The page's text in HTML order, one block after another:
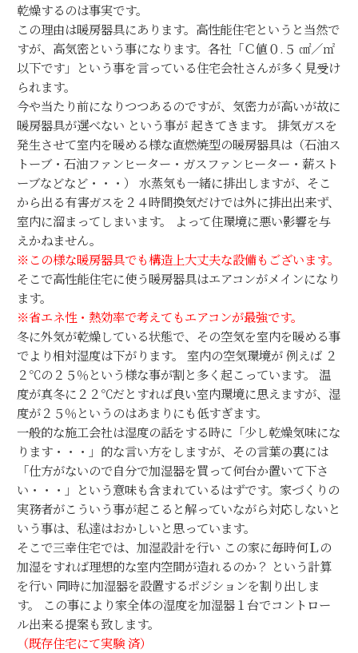
乾燥するのは事実です。
この理由は暖房器具にあります。高性能住宅というと当然で
すが、高気密という事になります。各社「Ｃ値０.５ ㎠／㎡
以下です」という事を言っている住宅会社さんが多く見受け
られます。
今や当たり前になりつつあるのですが、気密力が高いが故に
暖房器具が選べない という事が 起きてきます。 排気ガスを
発生させて室内を暖める様な直燃焼型の暖房器具は（石油ス
トーブ・石油ファンヒーター・ガスファンヒーター・薪スト
ーブなどなど・・・） 水蒸気も一緒に排出しますが、そこ
から出る有害ガスを２４時間換気だけでは外に排出出来ず、
室内に溜まってしまいます。 よって住環境に悪い影響を与
えかねません。
※この様な暖房器具でも構造上大丈夫な設備もございます。
そこで高性能住宅に使う暖房器具はエアコンがメインになり
ます。
※省エネ性・熱効率で考えてもエアコンが最強です。
冬に外気が乾燥している状態で、その空気を室内を暖める事
でより相対湿度は下がります。 室内の空気環境が 例えば ２
２℃の２５％という様な事が割と多く起こっています。 温
度が真冬に２２℃だとすれば良い室内環境に思えますが、湿
度が２５％というのはあまりにも低すぎます。
一般的な施工会社は湿度の話をする時に「少し乾燥気味にな
ります・・・」的な言い方をしますが、その言葉の裏には
「仕方がないので自分で加湿器を買って何台か置いて下さ
い・・・」という意味も含まれているはずです。家づくりの
実務者がこういう事が起こると解っていながら対応しないと
いう事は、私達はおかしいと思っています。
そこで三幸住宅では、加湿設計を行い この家に毎時何Ｌの
加湿をすれば理想的な室内空間が造れるのか？ という計算
を行い 同時に加湿器を設置するポジションを割り出しま
す。 この事により家全体の湿度を加湿器１台でコントロー
ル出来る提案も致します。
（既存住宅にて実験 済）